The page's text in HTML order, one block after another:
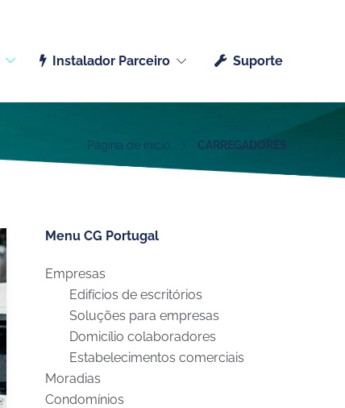
Instalador Parceiro Suporte
Página de inicio CARREGADORES
Menu CG Portugal
Empresas
Edifícios de escritórios
Soluções para empresas
Domicílio colaboradores
Estabelecimentos comerciais
Moradias
Condomínios